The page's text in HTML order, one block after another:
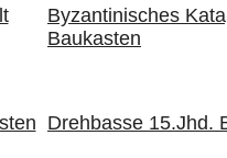
Byzantinisches
Baukasten
Drehbasse 15.Jhd.